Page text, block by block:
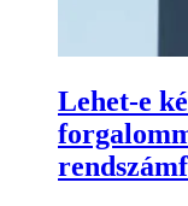
Lehet-e